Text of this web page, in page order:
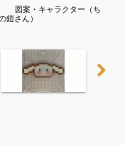
図案・キャラクター（ち
鎧さん）